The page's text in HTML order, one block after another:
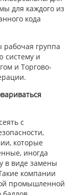
для каждого из
кода
рабочая группа
систему и
и Торгово-
с
которые
иногда
в виде замены
компании
промышленной